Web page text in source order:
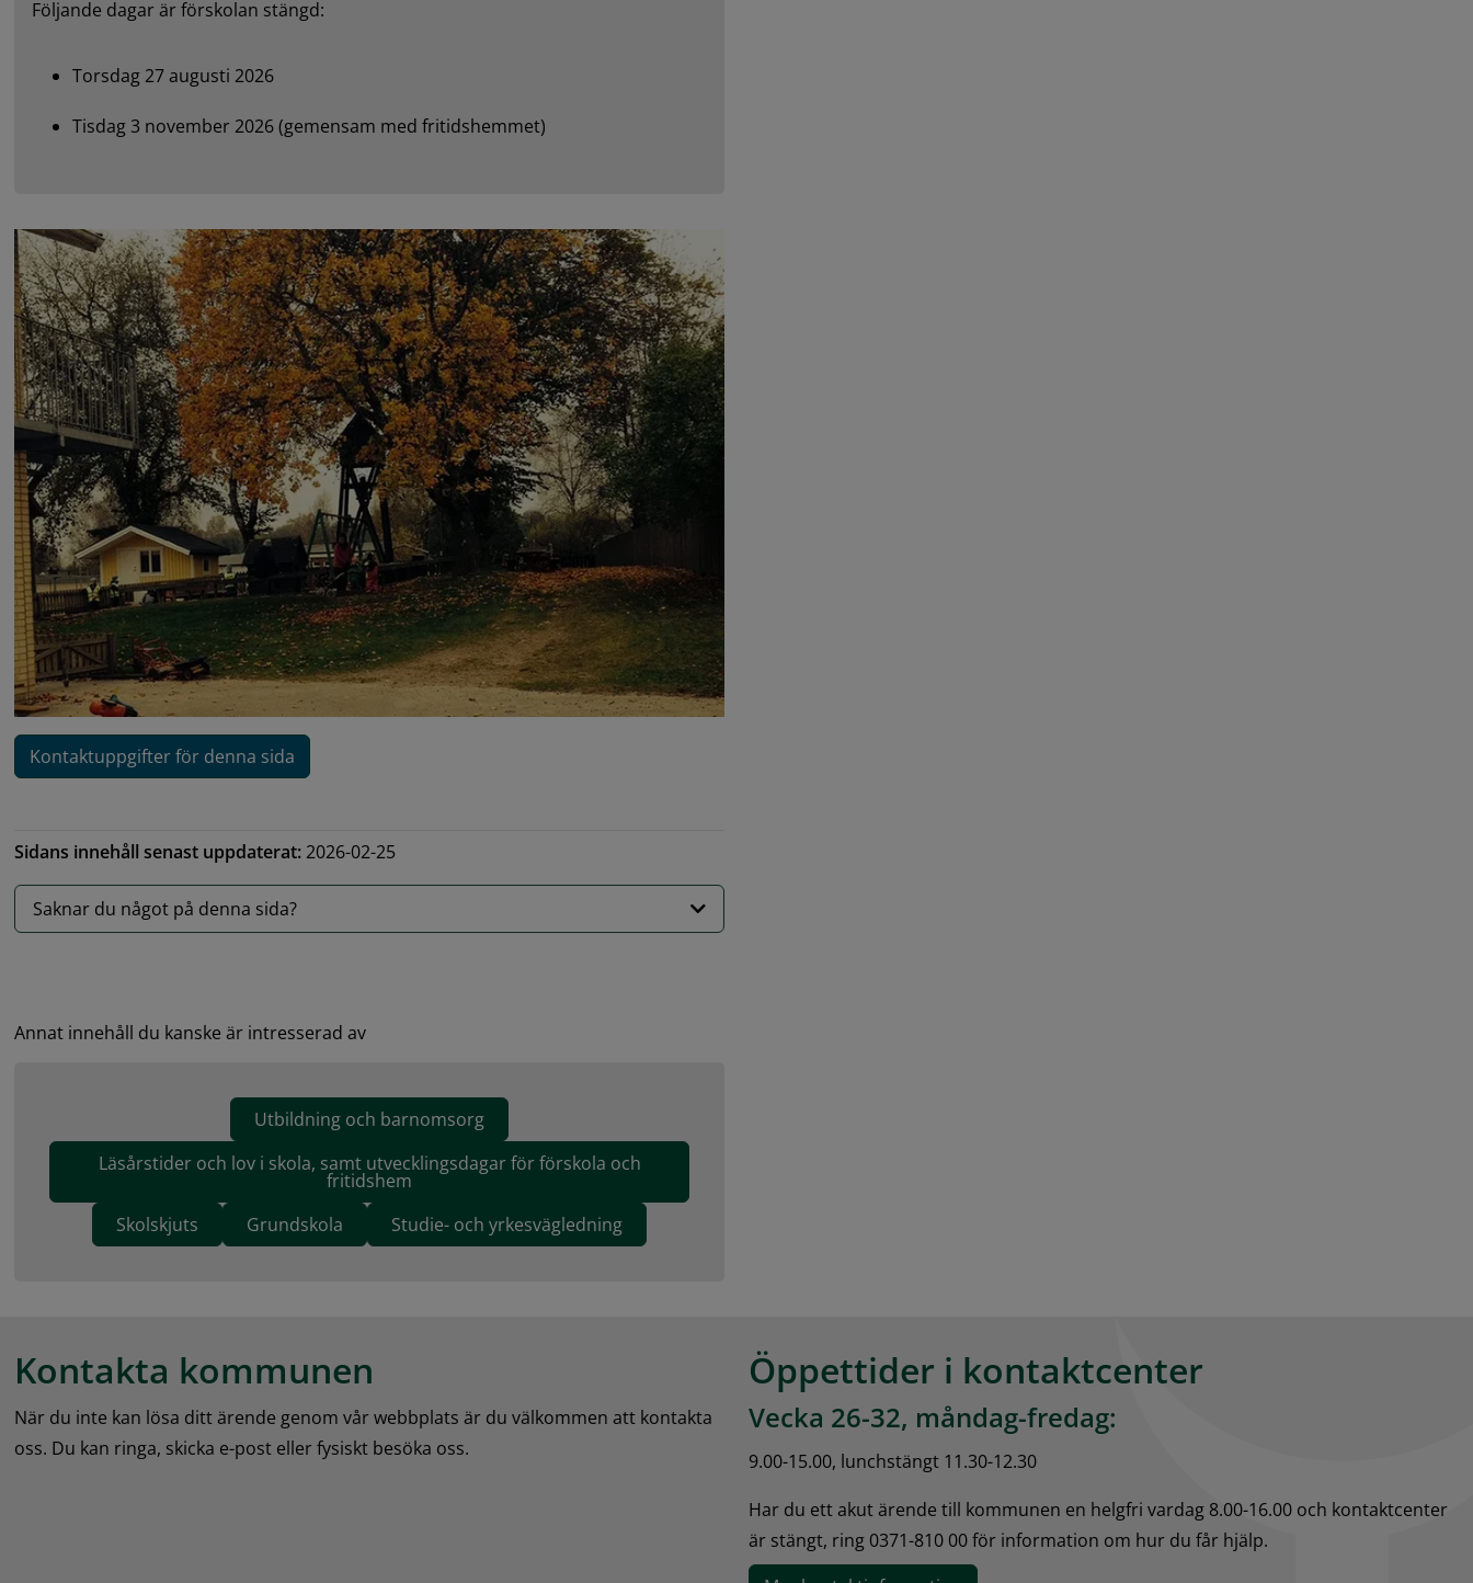
Följande dagar är förskolan stängd:
Torsdag 27 augusti 2026
Tisdag 3 november 2026 (gemensam med fritidshemmet)
Kontaktuppgifter för denna sida
Sidans innehåll senast uppdaterat: 2026-02-25
Saknar du något på denna sida?
Annat innehåll du kanske är intresserad av
Utbildning och barnomsorg
Läsårstider och lov i skola, samt utvecklingsdagar för förskola och
fritidshem
Skolskjuts
Grundskola Studie- och yrkesvägledning
Kontakta kommunen
När du inte kan lösa ditt ärende genom vår webbplats är du välkommen att kontakta
oss. Du kan ringa, skicka e-post eller fysiskt besöka oss.
Öppettider i kontaktcenter
Vecka 26-32, måndag-fredag:
9.00-15.00, lunchstängt 11.30-12.30
Har du ett akut ärende till kommunen en helgfri vardag 8.00-16.00 och kontaktcenter
är stängt, ring 0371-810 00 för information om hur du får hjälp.